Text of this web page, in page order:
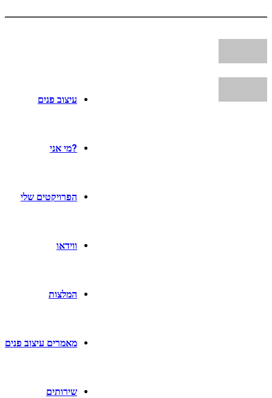
עיצוב פנים
?מי אני
הפרויקטים שלי
ווידאו
המלצות
מאמרים עיצוב פנים
שירותים